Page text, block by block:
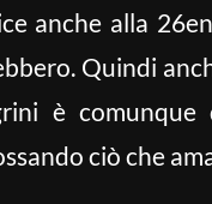
anche alla
Quindi
è
ciò che